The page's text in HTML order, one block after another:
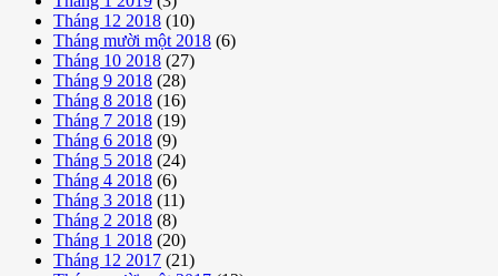
Tháng 12 2018 (10)
Tháng mười một 2018 (6)
Tháng 10 2018 (27)
Tháng 9 2018 (28)
Tháng 8 2018 (16)
Tháng 7 2018 (19)
Tháng 6 2018 (9)
Tháng 5 2018 (24)
Tháng 4 2018 (6)
Tháng 3 2018 (11)
Tháng 2 2018 (8)
Tháng 1 2018 (20)
Tháng 12 2017 (21)